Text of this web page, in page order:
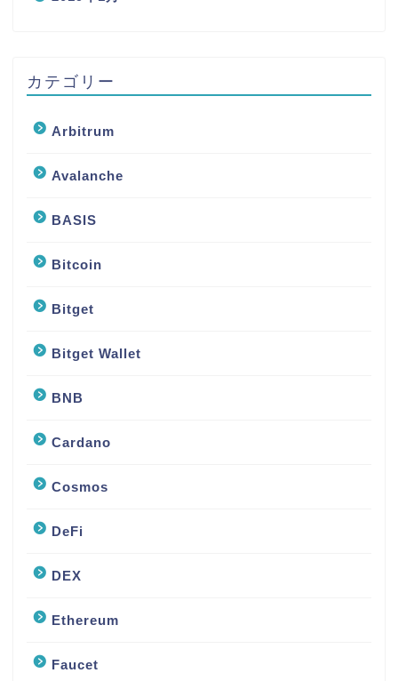
カテゴリー
Arbitrum
Avalanche
BASIS
Bitcoin
Bitget
Bitget Wallet
BNB
Cardano
Cosmos
DeFi
DEX
Ethereum
Faucet